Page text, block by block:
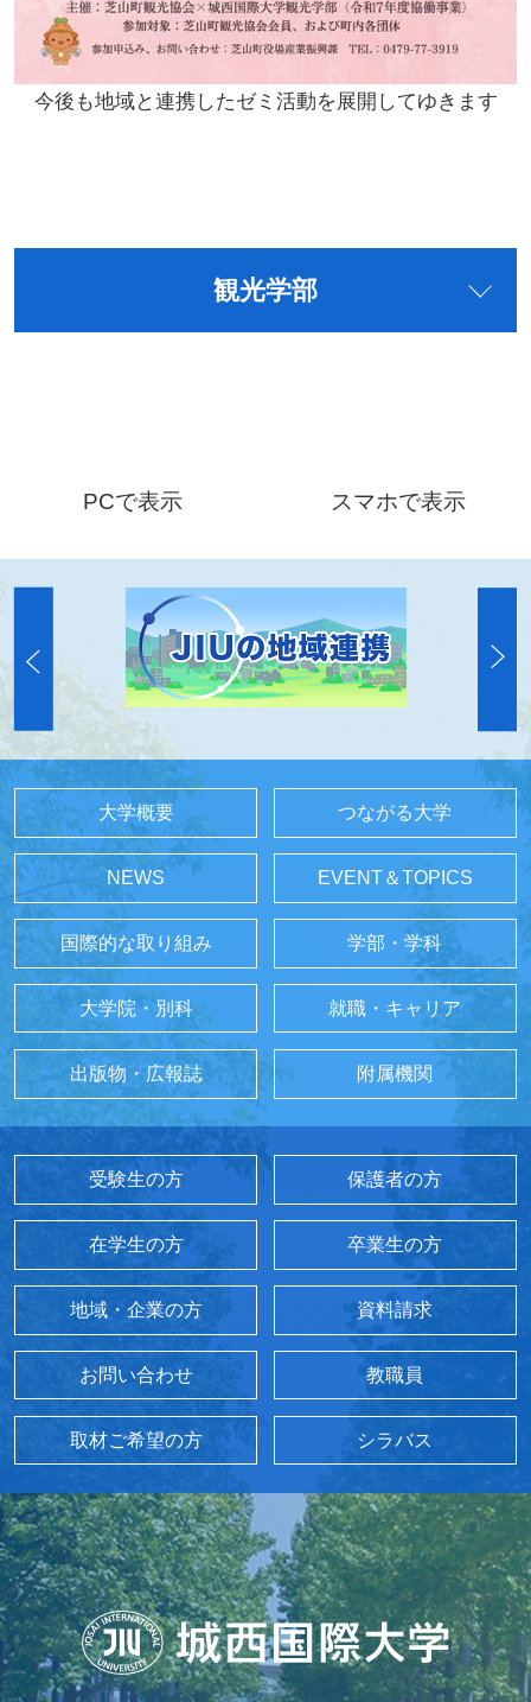
今後も地域と連携したゼミ活動を展開してゆきます
観光学部
PCで表示 スマホで表示
大学概要 つながる大学
NEWS EVENT＆TOPICS
国際的な取り組み 学部・学科
大学院・別科 就職・キャリア
出版物・広報誌 附属機関
受験生の方 保護者の方
在学生の方 卒業生の方
地域・企業の方 資料請求
お問い合わせ 教職員
取材ご希望の方 シラバス